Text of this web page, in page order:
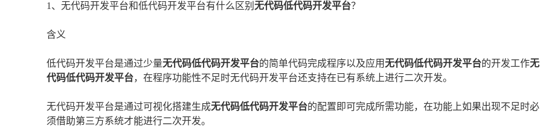
1、无代码开发平台和低代码开发平台有什么区别 无代码低代码开发平台？
含义
低代码开发平台是通过少量无代码低代码开发平台的简单代码完成程序以及应用无代码低代码开发平台的开发工作无
代码低代码开发平台，在程序功能性不足时无代码开发平台还支持在已有系统上进行二次开发。
无代码开发平台是通过可视化搭建生成无代码低代码开发平台的配置即可完成所需功能，在功能上如果出现不足时必
须借助第三方系统才能进行二次开发。